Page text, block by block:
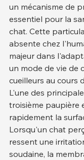
un mécanisme de
essentiel pour la
chat. Cette
absente chez
majeur dans
un mode de vie de
cueilleurs au cours
L'une des
troisième paupière
rapidement la
Lorsqu'un chat
ressent une
soudaine, la